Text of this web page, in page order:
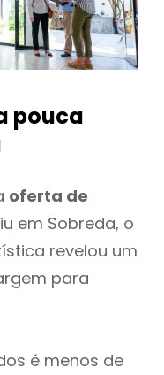
pouca
oferta de
em Sobreda, o
revelou um
para
é menos de